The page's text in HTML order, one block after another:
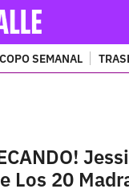
SEMANAL
Los 20